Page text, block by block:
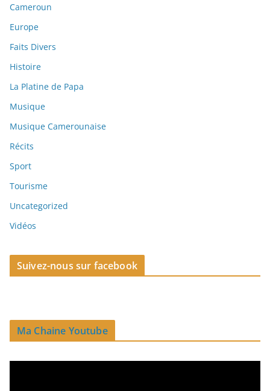
Cameroun
Europe
Faits Divers
Histoire
La Platine de Papa
Musique
Musique Camerounaise
Récits
Sport
Tourisme
Uncategorized
Vidéos
Suivez-nous sur facebook
Ma Chaine Youtube